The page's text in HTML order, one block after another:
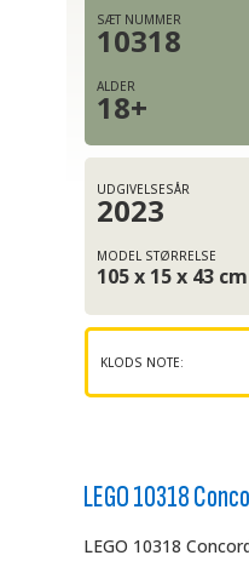
SÆT NUMMER
10318
ALDER
18+
UDGIVELSESÅR
2023
MODEL STØRRELSE
105 x 15 x 43 cm
KLODS NOTE:
LEGO 10318
LEGO 10318